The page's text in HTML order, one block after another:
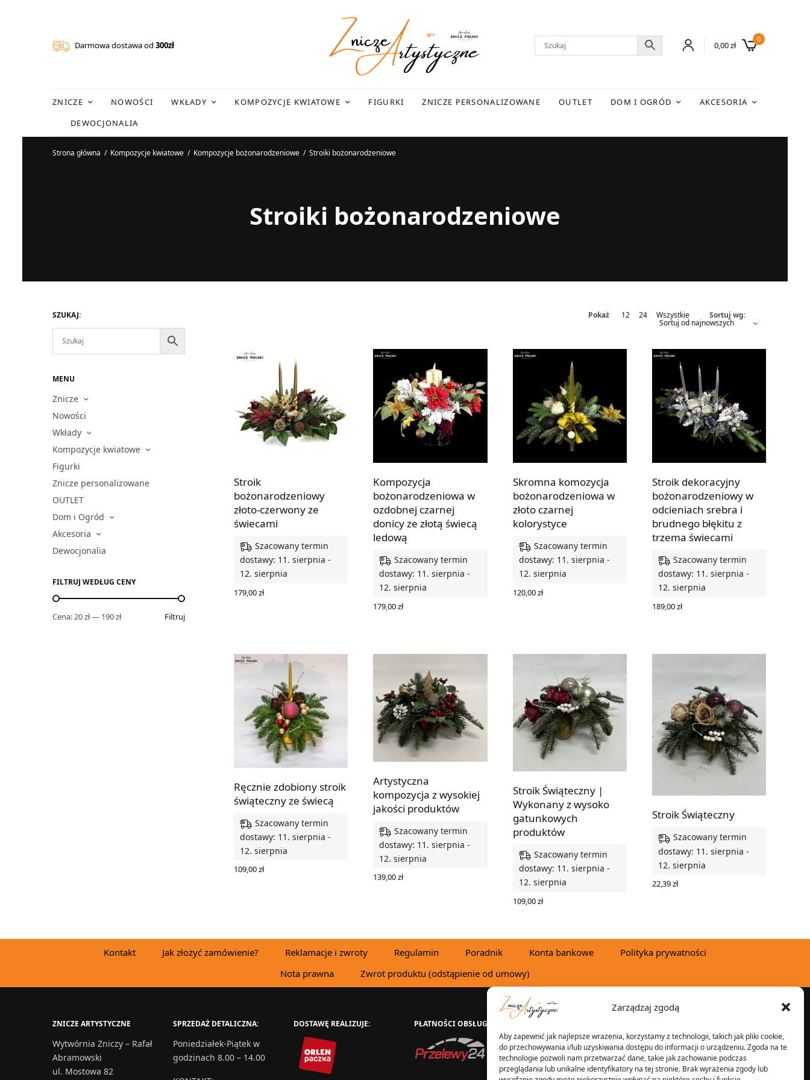
Zarządzaj zgodą
Aby zapewnić jak najlepsze wrażenia, korzystamy z technologii, takich jak pliki cookie,
do przechowywania i/lub uzyskiwania dostępu do informacji o urządzeniu. Zgoda na te
technologie pozwoli nam przetwarzać dane, takie jak zachowanie podczas
przeglądania lub unikalne identyfikatory na tej stronie. Brak wyrażenia zgody lub
Darmowa dostawa od300zł 0,00zł
0
ZNICZE NOWOŚCI WKŁADY KOMPOZYCJE KWIATOWE FIGURKI ZNICZE PERSONALIZOWANE OUTLET DOM I OGRÓD
AKCESORIA
DEWOCJONALIA
Strona główna / Kompozycje kwiatowe / Kompozycje bożonarodzeniowe / Stroiki bożonarodzeniowe
Stroiki bożonarodzeniowe
SZUKAJ:
MENU
Znicze
Nowości
Wkłady
Kompozycje kwiatowe
Figurki
Znicze personalizowane
OUTLET
Dom i Ogród
Akcesoria
Dewocjonalia
FILTRUJ WEDŁUG CENY
Filtruj
Cena:20 zł— 190 zł
Pokaż 12 24 Wszystkie Sortuj wg:
Stroik
bożonarodzeniowy
złoto-czerwony ze
świecami
Szacowany termin
dostawy: 11. sierpnia -
12. sierpnia
179,00zł
Kompozycja
bożonarodzeniowa w
ozdobnej czarnej
donicy ze złotą świecą
ledową
Szacowany termin
dostawy: 11. sierpnia -
12. sierpnia
179,00zł
Skromna komozycja
bożonarodzeniowa w
złoto czarnej
kolorystyce
Szacowany termin
dostawy: 11. sierpnia -
12. sierpnia
120,00zł
Stroik dekoracyjny
bożonarodzeniowy w
odcieniach srebra i
brudnego błękitu z
trzema świecami
Szacowany termin
dostawy: 11. sierpnia -
12. sierpnia
189,00zł
Ręcznie zdobiony stroik
świąteczny ze świecą
Szacowany termin
dostawy: 11. sierpnia -
12. sierpnia
109,00zł
Artystyczna
kompozycja z wysokiej
jakości produktów
Szacowany termin
dostawy: 11. sierpnia -
12. sierpnia
139,00zł
Stroik Świąteczny |
Wykonany z wysoko
gatunkowych
produktów
Szacowany termin
dostawy: 11. sierpnia -
12. sierpnia
109,00zł
Stroik Świąteczny
Szacowany termin
dostawy: 11. sierpnia -
12. sierpnia
22,39zł
Kontakt Jak złożyć zamówienie? Reklamacje i zwroty Regulamin Poradnik Konta bankowe
Polityka prywatności
Nota prawna
Zwrot produktu (odstąpienie od umowy)
ZNICZE ARTYSTYCZNE
Wytwórnia Zniczy – Rafał
Abramowski
ul. Mostowa 82
SPRZEDAŻ DETALICZNA:
Poniedziałek-Piątek w
godzinach 8.00 – 14.00
DOSTAWĘ REALIZUJE: PŁATNOŚCI OBSŁUGUJE:
2025 © Znicz Polski -